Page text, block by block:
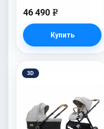
46 490 e
Купить
3D